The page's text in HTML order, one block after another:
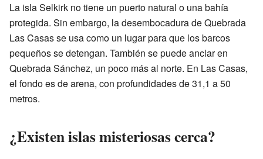
La isla Selkirk no tiene un puerto natural o una bahía
protegida. Sin embargo, la desembocadura de Quebrada
Las Casas se usa como un lugar para que los barcos
pequeños se detengan. También se puede anclar en
Quebrada Sánchez, un poco más al norte. En Las Casas,
el fondo es de arena, con profundidades de 31,1 a 50
metros.
¿Existen islas misteriosas cerca?